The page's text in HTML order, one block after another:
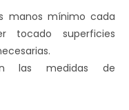
manos mínimo cada
tocado superficies
las medidas de